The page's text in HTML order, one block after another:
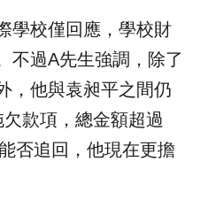
學校僅回應，學校財
不過A先生強調，除了
，他與袁昶平之間仍
款項，總金額超過
否追回，他現在更擔